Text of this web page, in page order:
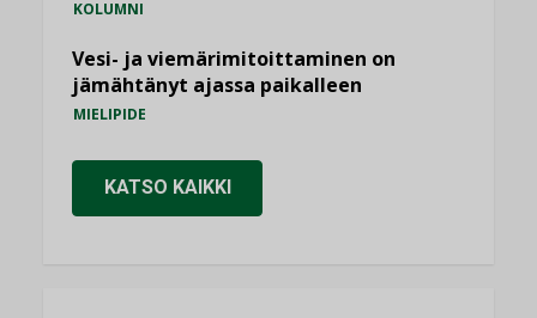
KOLUMNI
Vesi- ja viemärimitoittaminen on
jämähtänyt ajassa paikalleen
MIELIPIDE
KATSO KAIKKI